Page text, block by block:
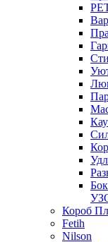
Короб
Fetih
Nilson